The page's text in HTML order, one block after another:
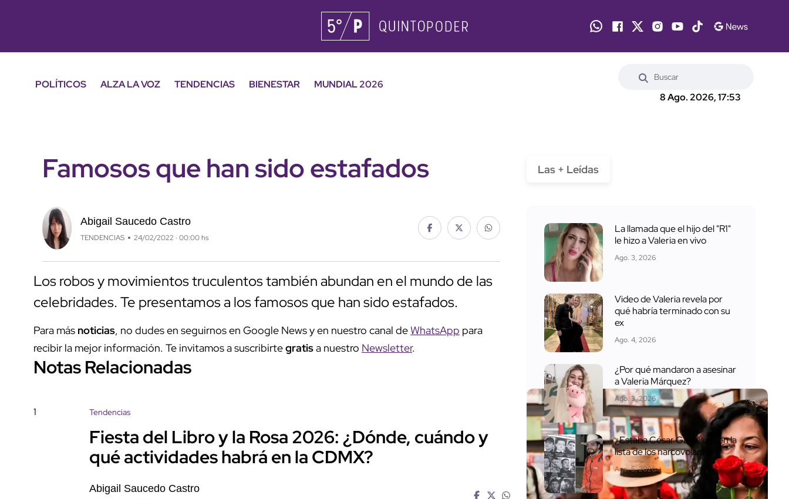
POLÍTICOS ALZA LA VOZ TENDENCIAS BIENESTAR
MUNDIAL 2026
8 Ago. 2026, 17:53
Famosos que han sido estafados
Abigail Saucedo Castro
TENDENCIAS 24/02/2022 · 00:00 hs
Los robos y movimientos truculentos también abundan en el mundo de las
celebridades. Te presentamos a los famosos que han sido estafados.
Para más noticias, no dudes en seguirnos en Google News y en nuestro canal deWhatsApp para
recibir la mejor información. Te invitamos a suscribirtegratisa nuestro Newsletter.
Notas Relacionadas
1 Tendencias
Fiesta del Libro y la Rosa 2026: ¿Dónde, cuándo y
qué actividades habrá en la CDMX?
Abigail Saucedo Castro
Las + Leídas
La llamada que el hijo del "R1"
le hizo a Valeria en vivo
Ago. 3, 2026
Video de Valeria revela por
qué habría terminado con su
ex
Ago. 4, 2026
¿Por qué mandaron a asesinar
a Valeria Márquez?
Ago. 3, 2026
¿Estaba César Gastélum en la
lista de los narcovolantes?
Ago. 5, 2026